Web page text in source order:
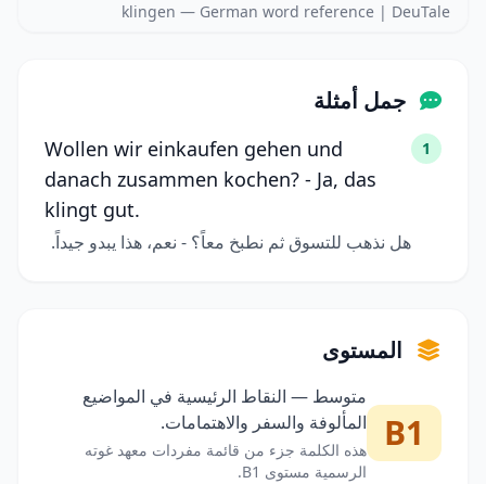
klingen — German word reference | DeuTale
جمل أمثلة
1
Wollen wir einkaufen gehen und
danach zusammen kochen? - Ja, das
klingt gut.
هل نذهب للتسوق ثم نطبخ معاً؟ - نعم، هذا يبدو جيداً.
المستوى
B1
متوسط — النقاط الرئيسية في المواضيع
المألوفة والسفر والاهتمامات.
هذه الكلمة جزء من قائمة مفردات معهد غوته
الرسمية مستوى B1.